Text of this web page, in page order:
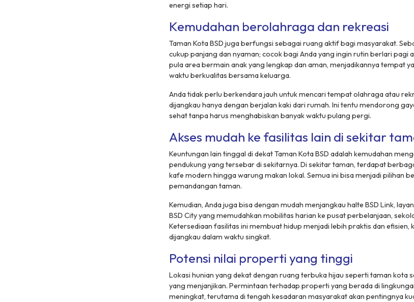
energi setiap hari.
Kemudahan berolahraga dan rekreasi
Taman Kota BSD juga berfungsi sebagai ruang aktif bagi masyarakat.
cukup panjang dan nyaman; cocok bagi Anda yang ingin rutin berlari pagi
pula area bermain anak yang lengkap dan aman, menjadikannya tempat
waktu berkualitas bersama keluarga.
Anda tidak perlu berkendara jauh untuk mencari tempat olahraga atau
dijangkau hanya dengan berjalan kaki dari rumah. Ini tentu mendorong
sehat tanpa harus menghabiskan banyak waktu pulang pergi.
Akses mudah ke fasilitas lain di sekitar
Keuntungan lain tinggal di dekat Taman Kota BSD adalah kemudahan
pendukung yang tersebar di sekitarnya. Di sekitar taman, terdapat
kafe modern hingga warung makan lokal. Semua ini bisa menjadi pilihan
pemandangan taman.
Kemudian, Anda juga bisa dengan mudah menjangkau halte BSD Link,
BSD City yang memudahkan mobilitas harian ke pusat perbelanjaan,
Ketersediaan fasilitas ini membuat hidup menjadi lebih praktis dan efisien,
dijangkau dalam waktu singkat.
Potensi nilai properti yang tinggi
Lokasi hunian yang dekat dengan ruang terbuka hijau seperti taman kota
yang menjanjikan. Permintaan terhadap properti yang berada di
meningkat, terutama di tengah kesadaran masyarakat akan pentingnya